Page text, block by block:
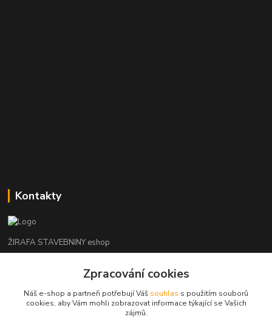
Kontakty
ŽIRAFA STAVEBNINY eshop
+420 312 685 342
kladno@zirafa-stavebniny.cz
Zpracování cookies
Náš e-shop a partneři potřebují Váš souhlas s použitím souborů
cookies, aby Vám mohli zobrazovat informace týkající se Vašich
zájmů.